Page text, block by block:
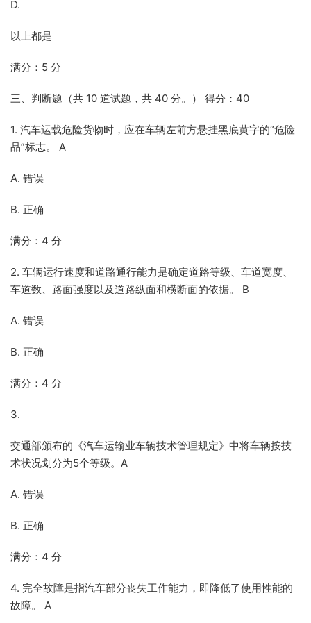
D.
以上都是
满分：5 分
三、判断题（共 10 道试题，共 40 分。） 得分：40
1. 汽车运载危险货物时，应在车辆左前方悬挂黑底黄字的“危险
品”标志。 A
A. 错误
B. 正确
满分：4 分
2. 车辆运行速度和道路通行能力是确定道路等级、车道宽度、
车道数、路面强度以及道路纵面和横断面的依据。 B
A. 错误
B. 正确
满分：4 分
3.
交通部颁布的《汽车运输业车辆技术管理规定》中将车辆按技
术状况划分为5个等级。A
A. 错误
B. 正确
满分：4 分
4. 完全故障是指汽车部分丧失工作能力，即降低了使用性能的
故障。 A